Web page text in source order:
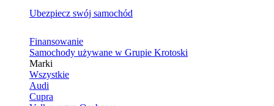
Ubezpiecz swój samochód
Finansowanie
Samochody używane w Grupie Krotoski
Marki
Wszystkie
Audi
Cupra